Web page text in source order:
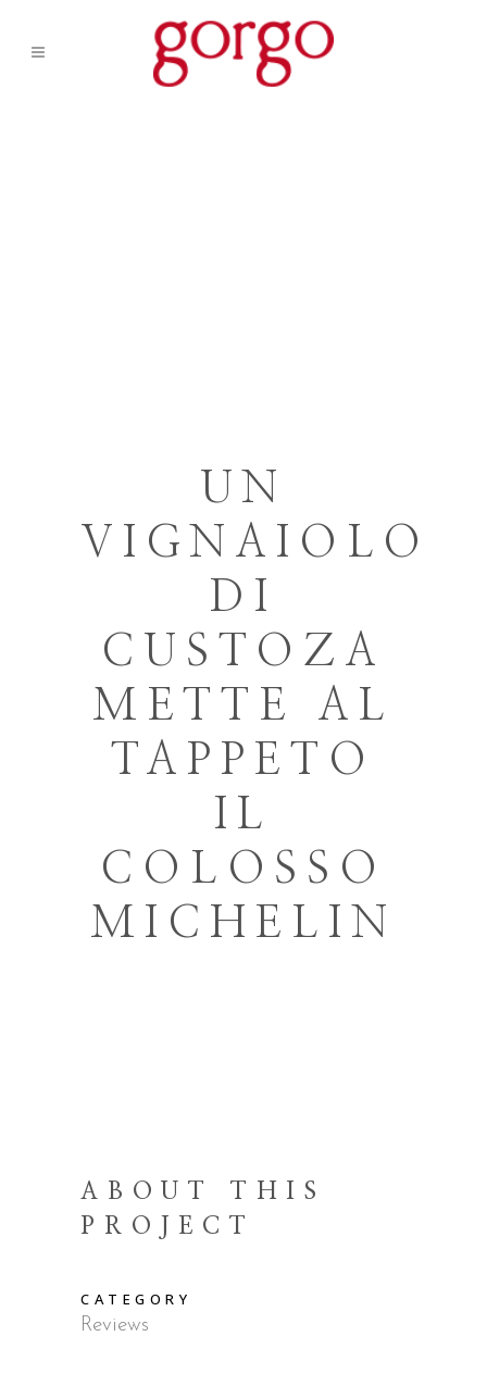
UN
VIGNAIOLO
DI
CUSTOZA
METTE AL
TAPPETO
IL
COLOSSO
MICHELIN
ABOUT THIS
PROJECT
CATEGORY
Reviews